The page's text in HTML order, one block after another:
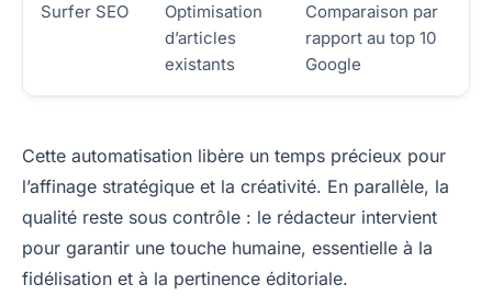
Surfer SEO
Optimisation
d’articles
existants
Comparaison par
rapport au top 10
Google
Cette automatisation libère un temps précieux pour
l’affinage stratégique et la créativité. En parallèle, la
qualité reste sous contrôle : le rédacteur intervient
pour garantir une touche humaine, essentielle à la
fidélisation et à la pertinence éditoriale.